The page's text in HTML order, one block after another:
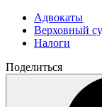
Адвокаты
Верховный
Налоги
Поделиться